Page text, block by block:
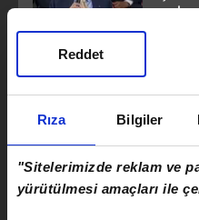
Rıza Bilgiler
"Sitelerimizde reklam ve
yürütülmesi amaçları ile
Reddet
Meteoroloji’den 20
Fırtına hücreleri ve